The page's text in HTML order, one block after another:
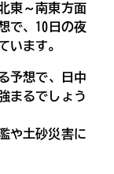
東～南東方面
で、10日の夜
います。
予想で、日中
まるでしょう
や土砂災害に